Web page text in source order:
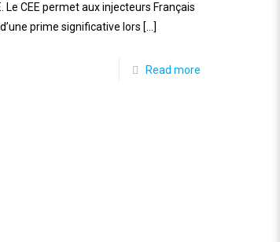
Le CEE permet aux injecteurs Français
prime significative lors […]
Read more